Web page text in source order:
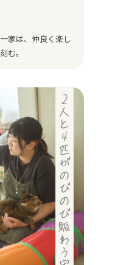
家は、仲良く楽し
む。